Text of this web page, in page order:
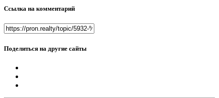
Ссылка на комментарий
Поделиться на другие сайты